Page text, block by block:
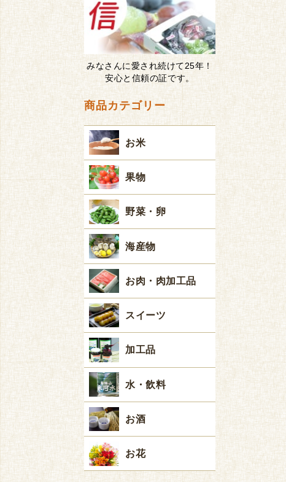
みなさんに愛され続けて25年！
安心と信頼の証です。
商品カテゴリー
お米
果物
野菜・卵
海産物
お肉・肉加工品
スイーツ
加工品
水・飲料
お酒
お花